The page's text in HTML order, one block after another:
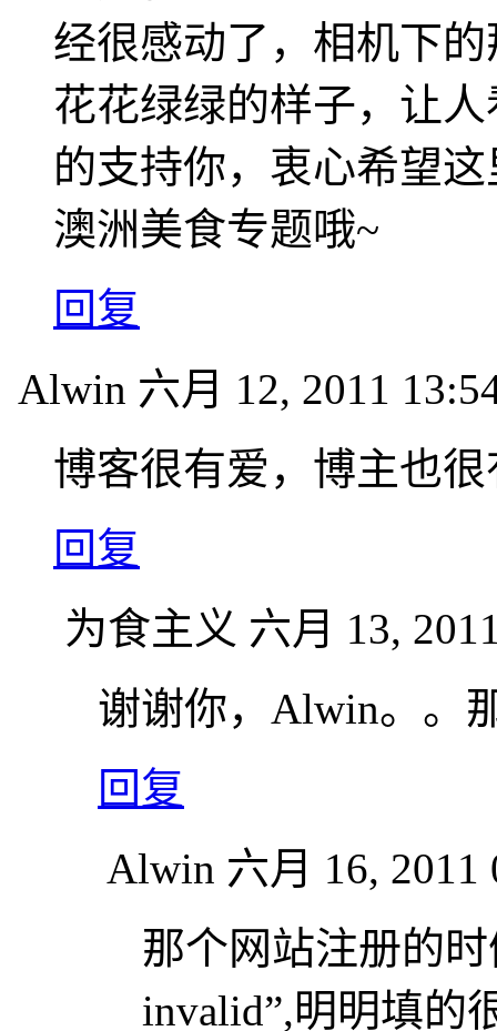
经很感动了，相机下
花花绿绿的样子，让
的支持你，衷心希望
澳洲美食专题哦~
回复
Alwin 六月 12, 2011
博客很有爱，博主也
回复
为食主义 六月 13,
谢谢你，Alwin。。
回复
Alwin 六月 16, 2011
那个网站注册的
invalid”,明明填的